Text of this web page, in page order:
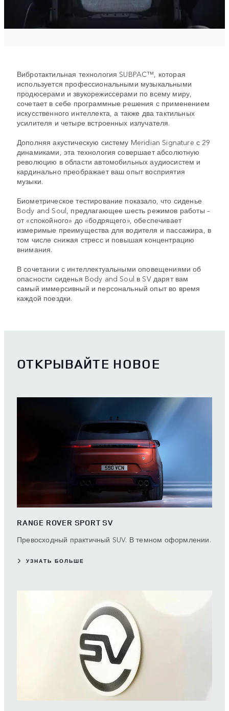
Вибротактильная технология SUBPAC™, которая
используется профессиональными музыкальными
продюсерами и звукорежиссерами по всему миру,
сочетает в себе программные решения с применением
искусственного интеллекта, а также два тактильных
усилителя и четыре встроенных излучателя.
Дополняя акустическую систему Meridian Signature с 29
динамиками, эта технология совершает абсолютную
революцию в области автомобильных аудиосистем и
кардинально преображает ваш опыт восприятия
музыки.
Биометрическое тестирование показало, что сиденье
Body and Soul, предлагающее шесть режимов работы –
от «спокойного» до «бодрящего», обеспечивает
измеримые преимущества для водителя и пассажира, в
том числе снижая стресс и повышая концентрацию
внимания.
В сочетании с интеллектуальными оповещениями об
опасности сиденья Body and Soul в SV дарят вам
самый иммерсивный и персональный опыт во время
каждой поездки.
ОТКРЫВАЙТЕ НОВОЕ
RANGE ROVER SPORT SV
Превосходный практичный SUV. В темном оформлении.
УЗНАТЬ БОЛЬШЕ